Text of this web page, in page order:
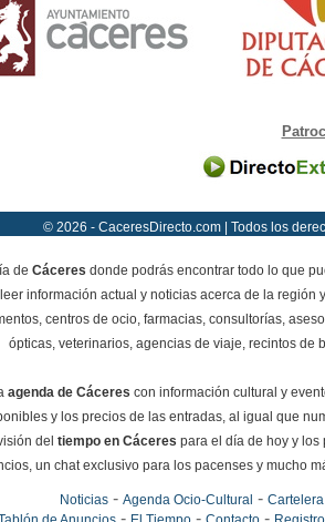
© 2026 - CaceresDirecto.com | Todos los
de Cáceres donde podrás encontrar todo lo que
información actual y noticias acerca de la
centros de ocio, farmacias, consultorías,
ópticas, veterinarios, agencias de viaje, recintos de
agenda de Cáceres con información cultural y
y los precios de las entradas, al igual que
del tiempo en Cáceres para el día de hoy y los
un chat exclusivo para los pacenses y mucho
Noticias- Agenda Ocio-Cultural -
- - -